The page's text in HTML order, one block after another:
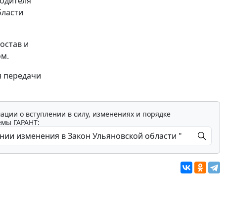
и
передачи
о вступлении в силу, изменениях и порядке
ГАРАНТ: